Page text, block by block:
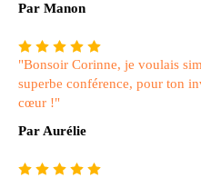
Par Manon
"Bonsoir Corinne, je voulais
superbe conférence, pour ton
cœur !"
Par Aurélie